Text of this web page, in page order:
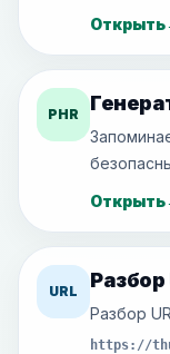
Открыть
PHR
Открыть
URL Разбор
Разбор
https://